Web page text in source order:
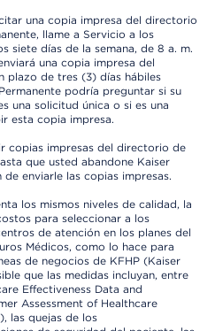
una copia impresa del directorio
llame a Servicio a los
siete días de la semana, de 8 a. m.
una copia impresa del
plazo de tres (3) días hábiles
podría preguntar si su
una solicitud única o si es una
esta copia impresa.
copias impresas del directorio de
que usted abandone Kaiser
enviarle las copias impresas.
los mismos niveles de calidad, la
para seleccionar a los
de atención en los planes del
Médicos, como lo hace para
de negocios de KFHP (Kaiser
que las medidas incluyan, entre
Effectiveness Data and
Assessment of Healthcare
las quejas de los